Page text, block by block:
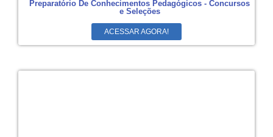
Preparatório De Conhecimentos Pedagógicos - Concursos
e Seleções
ACESSAR AGORA!